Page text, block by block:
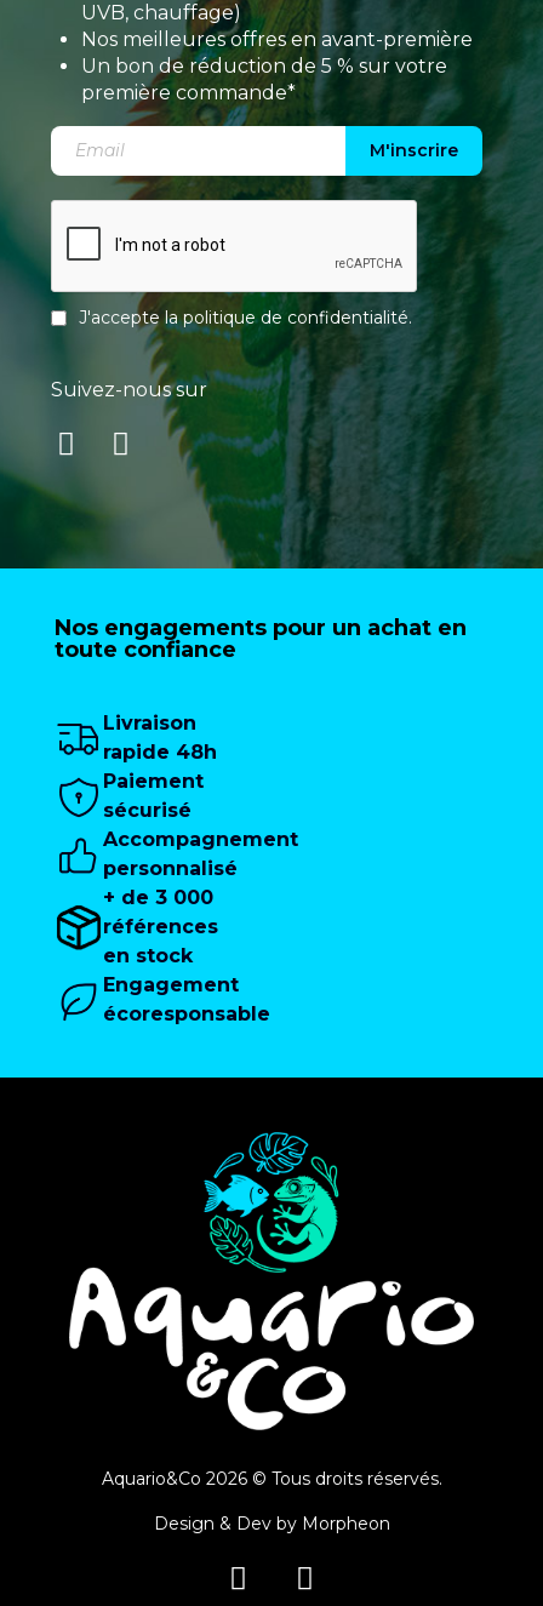
UVB, chauffage)
Nos meilleures offres en avant-première
Un bon de réduction de 5 % sur votre
première commande*
M'inscrire
J'accepte lapolitique de confidentialité.
Suivez-nous sur
Nos engagements pour un achat en
toute confiance
Livraison
rapide 48h
Paiement
sécurisé
Accompagnement
personnalisé
+ de 3 000
références
en stock
Engagement
écoresponsable
Aquario&Co 2026 © Tous droits réservés.
Design & Dev by Morpheon